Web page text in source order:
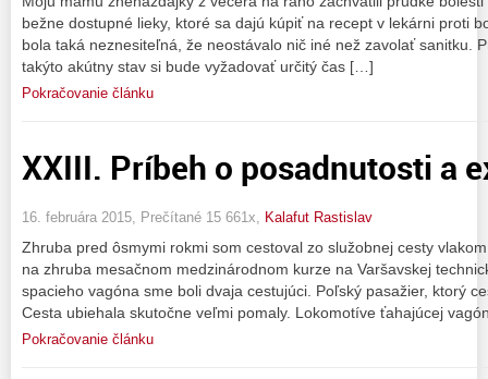
bežne dostupné lieky, ktoré sa dajú kúpiť na recept v lekárni proti
bola taká neznesiteľná, že neostávalo nič iné než zavolať sanitku.
takýto akútny stav si bude vyžadovať určitý čas […]
Pokračovanie článku
XXIII. Príbeh o posadnutosti a
16. februára 2015, Prečítané 15 661x, Kalafut Rastislav
Zhruba pred ôsmymi rokmi som cestoval zo služobnej cesty
na zhruba mesačnom medzinárodnom kurze na Varšavskej
spacieho vagóna sme boli dvaja cestujúci. Poľský pasažier, ktorý
Cesta ubiehala skutočne veľmi pomaly. Lokomotíve ťahajúcej
Pokračovanie článku